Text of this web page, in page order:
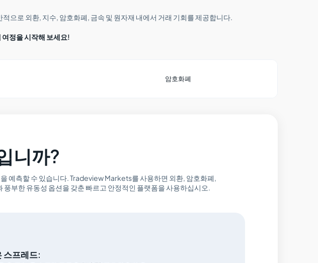
으로 외환, 지수, 암호화폐, 금속 및 원자재 내에서 거래 기회를 제공합니다.
여정을 시작해 보세요!
암호화폐
니까?
예측할 수 있습니다. Tradeview Markets를 사용하면 외환, 암호화폐,
부한 유동성 옵션을 갖춘 빠르고 안정적인 플랫폼을 사용하십시오.
스프레드: